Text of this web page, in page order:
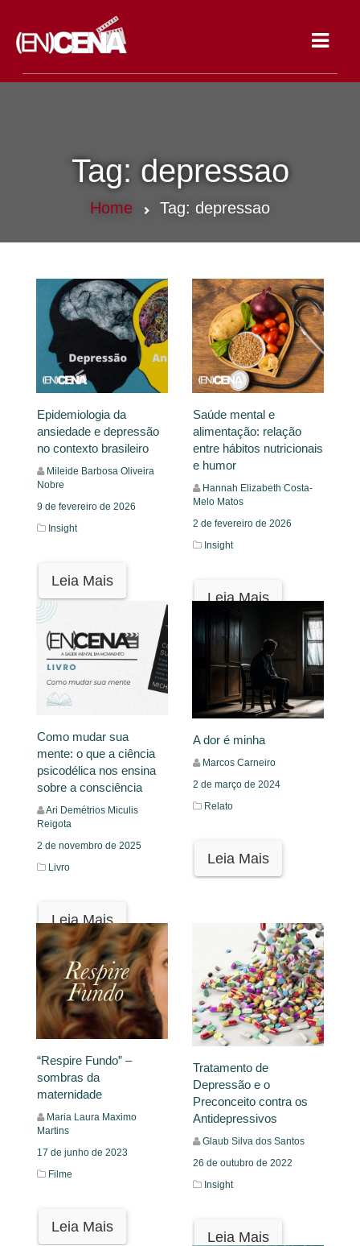
Tag: depressao
Home Tag: depressao
Epidemiologia da
ansiedade e depressão
no contexto brasileiro
Mileide Barbosa Oliveira
Nobre
9 de fevereiro de 2026
Insight
Leia Mais
Saúde mental e
alimentação: relação
entre hábitos nutricionais
e humor
Hannah Elizabeth Costa-
Melo Matos
2 de fevereiro de 2026
Insight
Leia Mais
Como mudar sua
mente: o que a ciência
psicodélica nos ensina
sobre a consciência
Ari Demétrios Miculis
Reigota
2 de novembro de 2025
Livro
Leia Mais
A dor é minha
Marcos Carneiro
2 de março de 2024
Relato
Leia Mais
“Respire Fundo” –
sombras da
maternidade
Maria Laura Maximo
Martins
17 de junho de 2023
Filme
Leia Mais
Tratamento de
Depressão e o
Preconceito contra os
Antidepressivos
Glaub Silva dos Santos
26 de outubro de 2022
Insight
Leia Mais